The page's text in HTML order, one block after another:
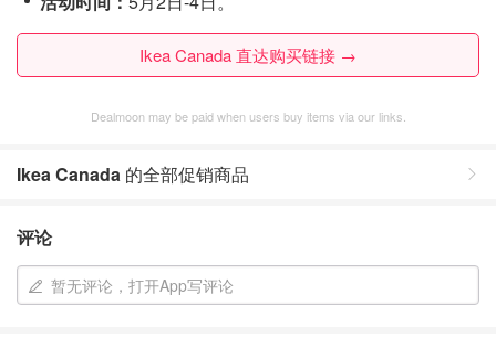
Ikea Canada 直达购买链接 →
Dealmoon may be paid when users buy items via our links.
Ikea Canada 的全部促销商品
评论
暂无评论，打开App写评论